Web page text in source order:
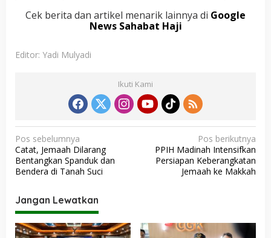
Cek berita dan artikel menarik lainnya di Google
News Sahabat Haji
Editor: Yadi Mulyadi
Ikuti Kami
N
a
v
g
a
Pos sebelumnya
Catat, Jemaah Dilarang
Bentangkan Spanduk dan
Bendera di Tanah Suci
Pos berikutnya
PPIH Madinah Intensifkan
Persiapan Keberangkatan
Jemaah ke Makkah
Jangan Lewatkan